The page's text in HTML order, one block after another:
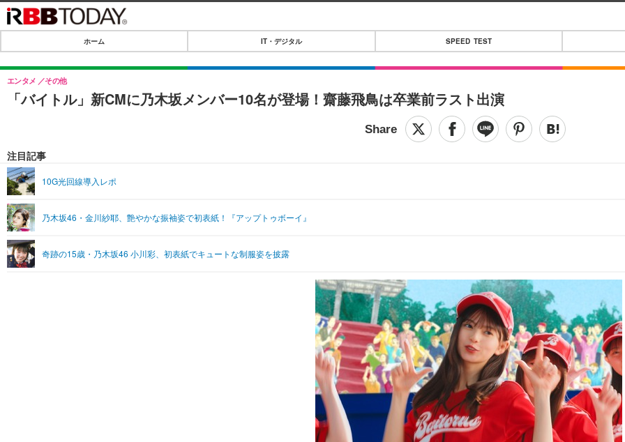
IT・デジタル
IT・デジタルTOP
SPEED TEST
音楽
ライフ
ペット
その他
リリース一覧
プッシュ通知の停止方法
ホーム IT・デジタル SPEED TEST
「バイトル」新CMに乃木坂メンバー10名が登場！齋藤飛鳥は卒業前ラスト出演
エンタメ その他
注目記事
10G光回線導入レポ
乃木坂46・金川紗耶、艶やかな振袖姿で初表紙！『アップトゥボーイ』
奇跡の15歳・乃木坂46 小川彩、初表紙でキュートな制服姿を披露